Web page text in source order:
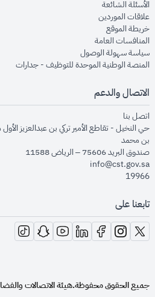
الأسئلة الشائعةopens in new window
علاقات الموردينopens in new window
خريطة الموقعopens in new window
المنافسات العامةopens in new window
سياسة سهولة الوصولopens in new window
المنصة الوطنية الموحدة للتوظيف - جدارات
الاتصال والدعم
اتصل بنا
حي النخيل - تقاطع الأمير تركي بن عبدالعزيز
بن محمد
صندوق البريد 75606 – الرياض 11588
info@cst.gov.sa
19966
تابعنا على
opens in new window
opens in new window
opens in new window
opens in new window
in new window
new window
جميع الحقوق محفوظة.هيئة الاتصالات